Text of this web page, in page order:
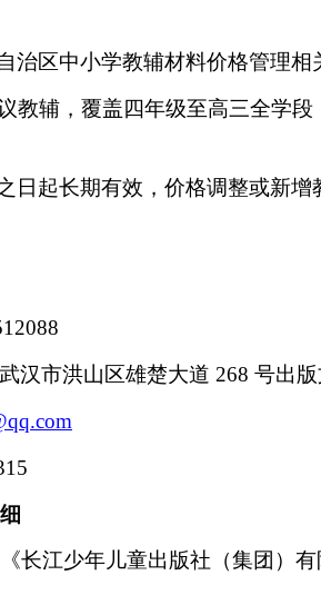
治区中小学教辅材料价格管理相
教辅，覆盖四年级至高三全学
日起长期有效，价格调整或新增
汉市洪山区雄楚大道 268 号出
长江少年儿童出版社 （集团 ） 有